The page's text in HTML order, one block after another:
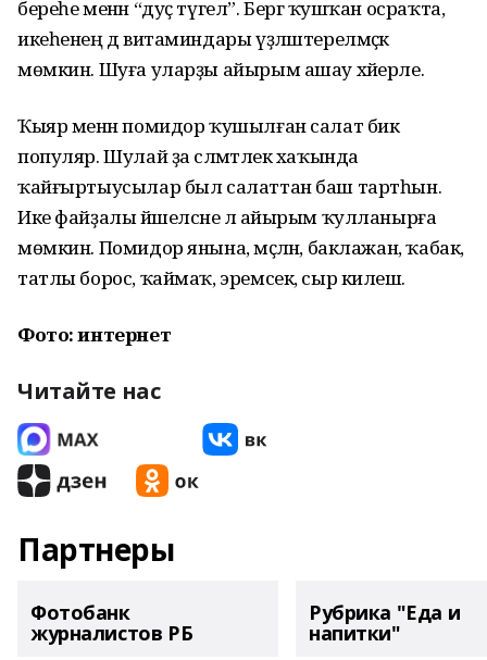
береһе менән “дуҫ түгел”. Бергә ҡушҡан осраҡта,
икеһенең дә витаминдары үҙләштерелмәҫкә
мөмкин. Шуға уларҙы айырым ашау хәйерле.
Ҡыяр менән помидор ҡушылған салат бик
популяр. Шулай ҙа сәләмәтлек хаҡында
ҡайғыртыусылар был салаттан баш тартһын.
Ике файҙалы йәшелсәне лә айырым ҡулланырға
мөмкин. Помидор янына, мәҫәлән, баклажан, ҡабак,
татлы борос, ҡаймаҡ, эремсек, сыр килешә.
Фото: интернет
Читайте нас
Партнеры
Фотобанк
журналистов РБ
Рубрика "Еда и
напитки"